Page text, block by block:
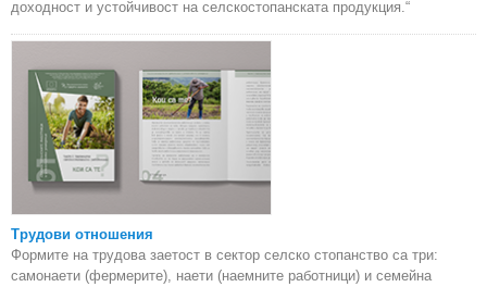
доходност и устойчивост на селскостопанската продукция.“
Трудови отношения
Формите на трудова заетост в сектор селско стопанство са три:
самонаети (фермерите), наети (наемните работници) и семейна